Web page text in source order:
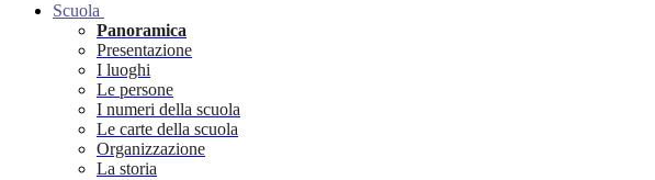
Scuola
Panoramica
Presentazione
I luoghi
Le persone
I numeri della scuola
Le carte della scuola
Organizzazione
La storia